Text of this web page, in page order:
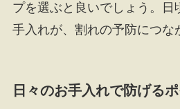
プを選ぶと良いでしょう。日
手入れが、割れの予防につな
日々のお手入れで防げる